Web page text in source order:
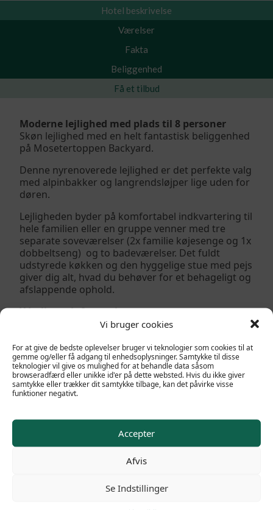
Vi bruger cookies
For at give de bedste oplevelser bruger vi teknologier som cookies til at
gemme og/eller få adgang til enhedsoplysninger. Samtykke til disse
teknologier vil give os mulighed for at behandle data såsom
browseradfærd eller unikke id'er på dette websted. Hvis du ikke giver
samtykke eller trækker dit samtykke tilbage, kan det påvirke visse
funktioner negativt.
Accepter
Afvis
Se Indstillinger
Hotel beskrivelse
Værelser
Fakta
Beliggenhed
Få et tilbud
Moderne lejlighed med plads til 8 personer
Skøn lejlighed med en helt fantastisk beliggenhed
på Mosetertoppen Backyard.
Denne nyrenoverede lejlighed er det perfekte valg
med alpinbakker og langrendsløjper lige uden for
døren.
Lejligheden byder på komfortabel indkvartering til
hele familien eller en gruppe venner med tre
separate soveværelser (2x familie køjesenge og 1x
dobbeltseng) og to badeværelser. Det fuldt
udstyrede køkken og den hyggelige stue med pejs
giver dig alt, hvad du behøver for et behageligt og
afslappende ophold.
Yderligere information
Udendørs parkering
Terrasse
Skiopbevaring
Slutrengøring inkluderet
Kæledyr ikke tilladt